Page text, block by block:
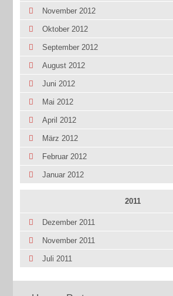
November 2012
Oktober 2012
September 2012
August 2012
Juni 2012
Mai 2012
April 2012
März 2012
Februar 2012
Januar 2012
2011
Dezember 2011
November 2011
Juli 2011